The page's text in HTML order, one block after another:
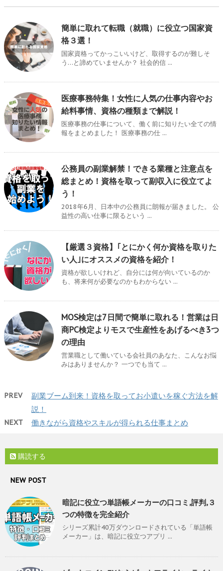
簡単に取れて転職（就職）に役立つ国家資
格３選！
国家資格ってかっこいいけど、取得するのが難しそ
う…と諦めていませんか？ 社会的信 ...
医療事務特集！女性に人気の仕事内容やお
給料事情、資格の種類まで解説！
医療事務の仕事について、働く前に知りたい全ての情
報をまとめました！ 医療事務の仕 ...
公務員の副業解禁！できる業種と注意点を
総まとめ！資格を取って副収入に役立てよ
う！
2018年6月、日本中の公務員に朗報が届きました。 公
益性の高い仕事に限るという ...
【厳選３資格】｢とにかく何か資格を取りた
い人｣にオススメの資格を紹介！
資格が欲しいけれど、自分には何が向いているのか
も、将来何が必要なのかもわからない ...
MOS検定は7日間で簡単に取れる！営業は日
商PC検定よりモスで生産性をあげるべき3つ
の理由
営業職として働いている会社員のあなた、こんなお悩
みはありませんか？ 一つでも当て ...
PREV
副業ブーム到来！資格を取ってお小遣いを稼ぐ方法を解
説！
NEXT 働きながら資格やスキルが得られる仕事まとめ
購読する
NEW POST
暗記に役立つ単語帳メーカーの口コミ,評判,３
つの特徴を完全紹介
シリーズ累計40万ダウンロードされている「単語帳
メーカー」は、暗記に役立つアプリ ...